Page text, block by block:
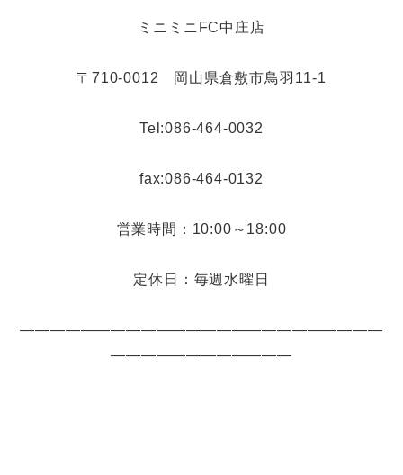
ミニミニFC中庄店
〒710-0012 岡山県倉敷市鳥羽11-1
Tel:086-464-0032
fax:086-464-0132
営業時間：10:00～18:00
定休日：毎週水曜日
――――――――――――――――――――――――
――――――――――――